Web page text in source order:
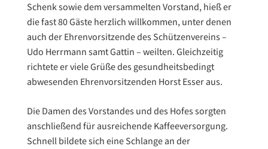
Schenk sowie dem versammelten Vorstand, hieß er
die fast 80 Gäste herzlich willkommen, unter denen
auch der Ehrenvorsitzende des Schützenvereins –
Udo Herrmann samt Gattin – weilten. Gleichzeitig
richtete er viele Grüße des gesundheitsbedingt
abwesenden Ehrenvorsitzenden Horst Esser aus.
Die Damen des Vorstandes und des Hofes sorgten
anschließend für ausreichende Kaffeeversorgung.
Schnell bildete sich eine Schlange an der